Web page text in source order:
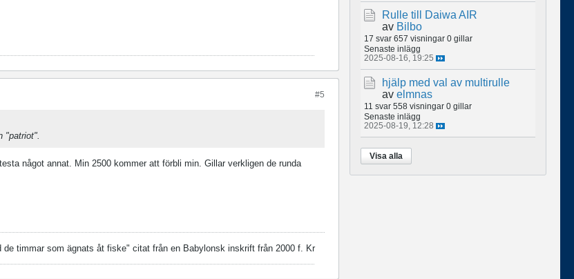
#5
"patriot".
något annat. Min 2500 kommer att förbli min. Gillar verkligen de runda
timmar som ägnats åt fiske" citat från en Babylonsk inskrift från 2000 f. Kr
Rulle till Daiwa AIR
av Bilbo
17 svar 657 visningar 0 gillar
Senaste inlägg
2025-08-16, 19:25
hjälp med val av multirulle
av elmnas
11 svar 558 visningar 0 gillar
Senaste inlägg
2025-08-19, 12:28
Visa alla